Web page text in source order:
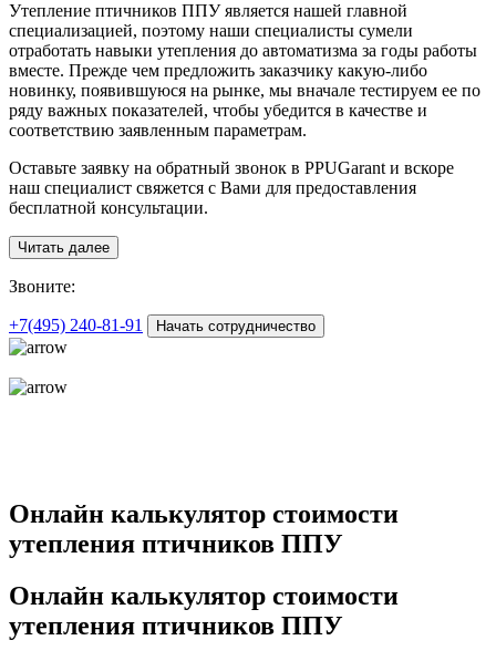
Утепление птичников ППУ является нашей главной
специализацией, поэтому наши специалисты сумели
отработать навыки утепления до автоматизма за годы работы
вместе. Прежде чем предложить заказчику какую-либо
новинку, появившуюся на рынке, мы вначале тестируем ее по
ряду важных показателей, чтобы убедится в качестве и
соответствию заявленным параметрам.
Оставьте заявку на обратный звонок в PPUGarant и вскоре
наш специалист свяжется с Вами для предоставления
бесплатной консультации.
Читать далее
Звоните:
+7(495) 240-81-91 Начать сотрудничество
Онлайн калькулятор стоимости
утепления птичников ППУ
Онлайн калькулятор стоимости
утепления птичников ППУ